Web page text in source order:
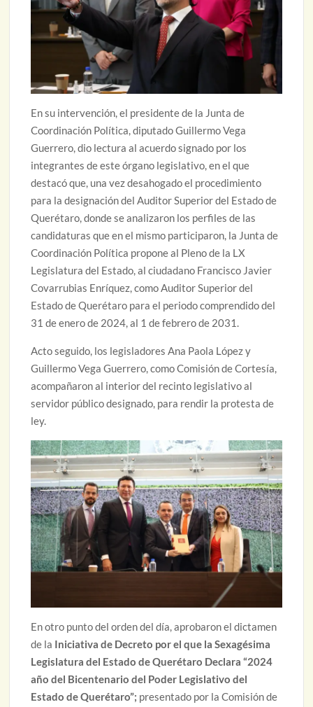
En su intervención, el presidente de la Junta de
Coordinación Política, diputado Guillermo Vega
Guerrero, dio lectura al acuerdo signado por los
integrantes de este órgano legislativo, en el que
destacó que, una vez desahogado el procedimiento
para la designación del Auditor Superior del Estado de
Querétaro, donde se analizaron los perfiles de las
candidaturas que en el mismo participaron, la Junta de
Coordinación Política propone al Pleno de la LX
Legislatura del Estado, al ciudadano Francisco Javier
Covarrubias Enríquez, como Auditor Superior del
Estado de Querétaro para el periodo comprendido del
31 de enero de 2024, al 1 de febrero de 2031.
Acto seguido, los legisladores Ana Paola López y
Guillermo Vega Guerrero, como Comisión de Cortesía,
acompañaron al interior del recinto legislativo al
servidor público designado, para rendir la protesta de
ley.
En otro punto del orden del día, aprobaron el dictamen
de la Iniciativa de Decreto por el que la Sexagésima
Legislatura del Estado de Querétaro Declara “2024
año del Bicentenario del Poder Legislativo del
Estado de Querétaro”; presentado por la Comisión de